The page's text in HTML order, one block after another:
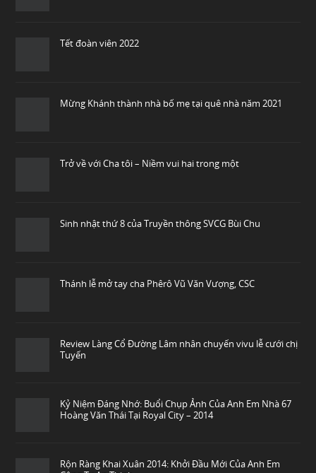
Tết đoàn viên 2022
Mừng Khánh thành nhà bố mẹ tại quê nhà năm 2021
Trở về với Cha tôi – Niềm vui hai trong một
Sinh nhật thứ 8 của Truyền thông SVCG Bùi Chu
Thánh lễ mở tay cha Phêrô Vũ Văn Vượng, CSC
Review Làng Cổ Đường Lâm nhân chuyến vivu lễ cưới chị
Tuyến
Kỷ Niệm Đáng Nhớ: Buổi Chụp Ảnh Của Anh Em Nhà 67
Hoàng Văn Thái Tại Royal City – 2014
Rộn Ràng Khai Xuân 2014: Khởi Đầu Mới Của Anh Em